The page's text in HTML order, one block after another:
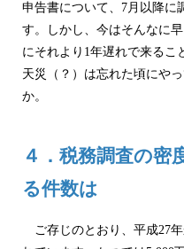
申告書について、7月以降に
す。しかし、今はそんなに
にそれより1年遅れで来るこ
天災（？）は忘れた頃にや
か。
４．税務調査の密
る件数は
ご存じのとおり、平成27